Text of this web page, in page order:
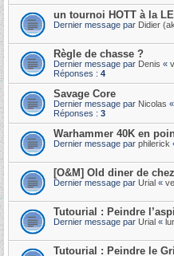
un tournoi HOTT à la
Dernier message par Didier
Règle de chasse ?
Dernier message par Denis «
Réponses : 4
Savage Core
Dernier message par Nicolas «
Réponses : 3
Warhammer 40K en
Dernier message par philerick
[O&M] Old diner de
Dernier message par Urial «
Tutourial : Peindre
Dernier message par Urial «
Tutourial : Peindre le